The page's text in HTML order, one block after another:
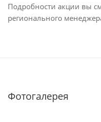
Подробности акции вы
регионального
Фотогалерея